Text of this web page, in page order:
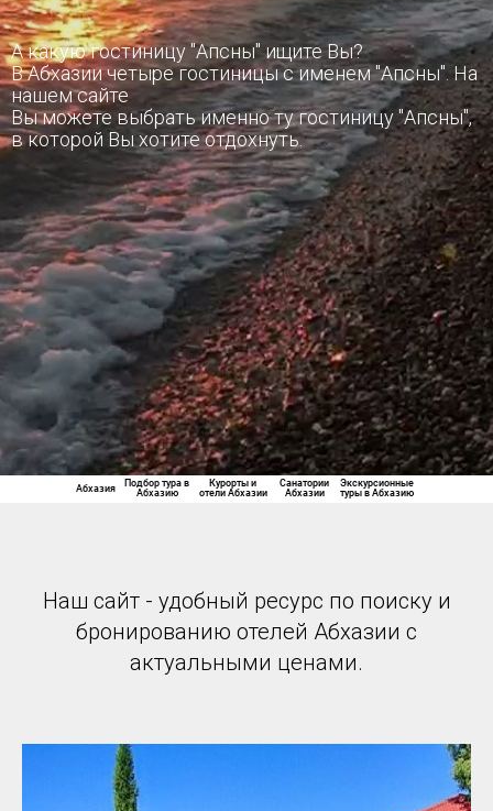
А какую гостиницу "Апсны" ищите Вы?
В Абхазии четыре гостиницы с именем "Апсны". На
нашем сайте
Вы можете выбрать именно ту гостиницу "Апсны",
в которой Вы хотите отдохнуть.
Подбор тура в
Абхазию
Курорты и
отели Абхазии
Санатории
Абхазии
Экскурсионные
туры в Абхазию
Абхазия
Наш сайт - удобный ресурс по поиску и
бронированию отелей Абхазии с
актуальными ценами.